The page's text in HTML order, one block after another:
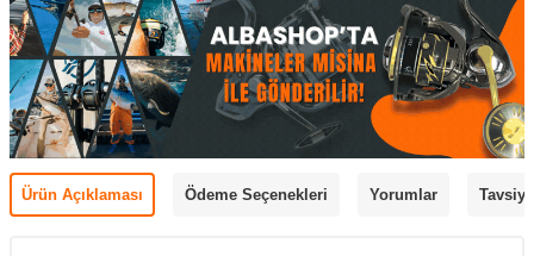
Ürün Açıklaması Ödeme Seçenekleri Yorumlar